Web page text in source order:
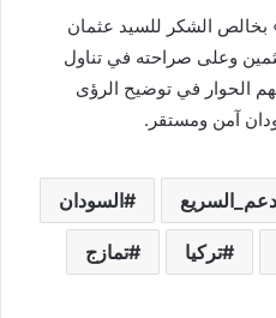
بخالص الشكر للسيد عثمان
وعلى صراحته في تناول
الحوار في توضيح الرؤى
آمن ومستقر.
السودان
تركيا تمازج